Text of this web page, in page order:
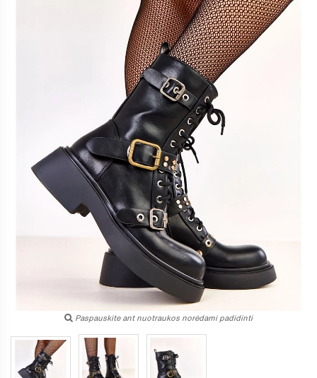
Paspauskite ant nuotraukos norėdami padidinti